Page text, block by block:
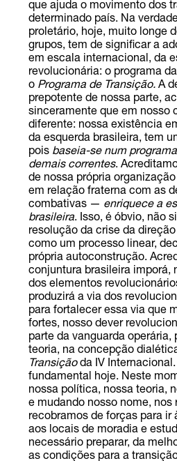
que ajuda o movimento dos
determinado país. Na
proletário, hoje, muito longe
grupos, tem de significar a
em escala internacional, da
revolucionária: o programa
o Programa de Transição.A
prepotente de nossa parte,
sinceramente que em nosso
diferente: nossa existência
da esquerda brasileira, tem
pois baseia-se num
demais correntes.
de nossa própria
em relação fraterna com as
combativas — enriquece a
brasileira. Isso, é óbvio, não
resolução da crise da
como um processo linear,
própria autoconstrução.
conjuntura brasileira imporá,
dos elementos
produzirá a via dos
para fortalecer essa via que
fortes, nosso dever
parte da vanguarda
teoria, na concepção
Transiçãoda IV
fundamental hoje. Neste
nossa política, nossa teoria,
e mudando nosso nome, nos
recobramos de forças para ir
aos locais de moradia e
necessário preparar, da
as condições para a